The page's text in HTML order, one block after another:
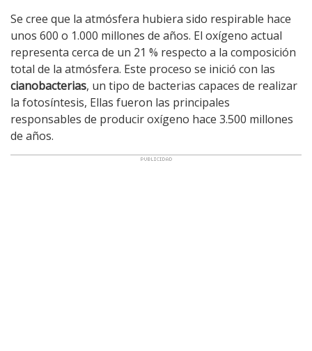
Se cree que la atmósfera hubiera sido respirable hace
unos 600 o 1.000 millones de años. El oxígeno actual
representa cerca de un 21 % respecto a la composición
total de la atmósfera. Este proceso se inició con las
cianobacterias, un tipo de bacterias capaces de realizar
la fotosíntesis, Ellas fueron las principales
responsables de producir oxígeno hace 3.500 millones
de años.